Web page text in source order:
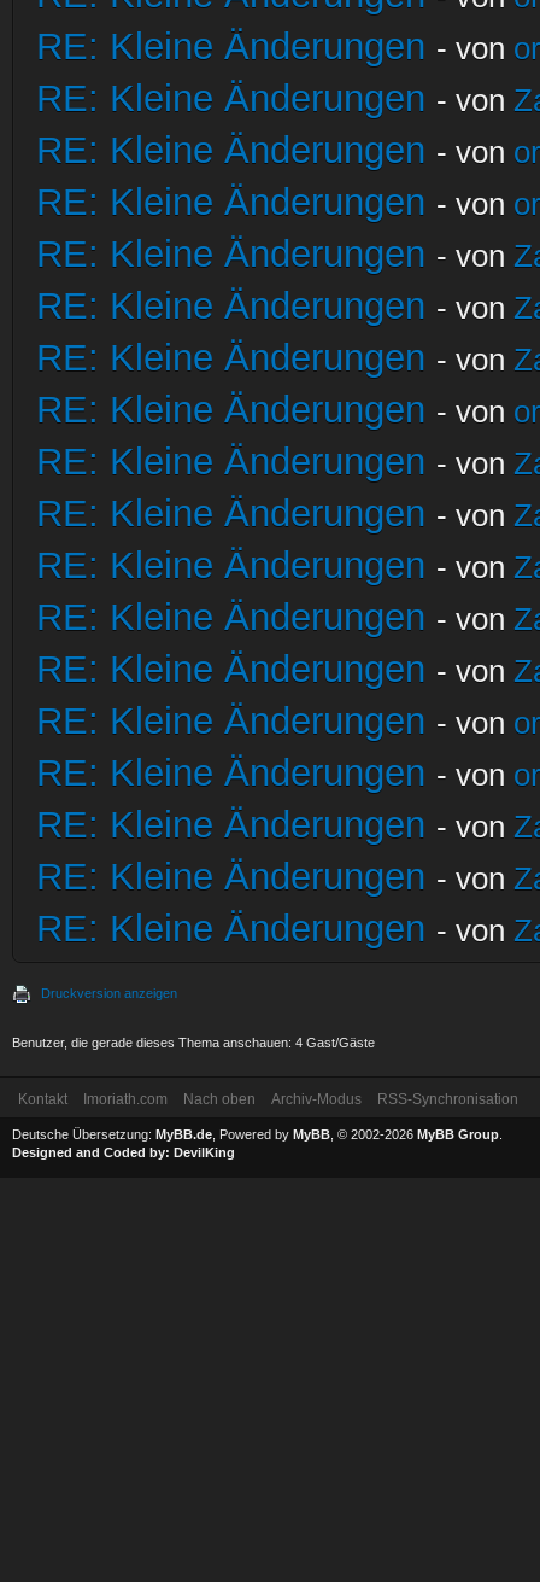
RE: Kleine Änderungen - von
RE: Kleine Änderungen - von
RE: Kleine Änderungen - von
RE: Kleine Änderungen - von
RE: Kleine Änderungen - von
RE: Kleine Änderungen - von
RE: Kleine Änderungen - von
RE: Kleine Änderungen - von
RE: Kleine Änderungen - von
RE: Kleine Änderungen - von
RE: Kleine Änderungen - von
RE: Kleine Änderungen - von
RE: Kleine Änderungen - von
RE: Kleine Änderungen - von
RE: Kleine Änderungen - von
RE: Kleine Änderungen - von
RE: Kleine Änderungen - von
RE: Kleine Änderungen - von
Druckversion anzeigen
Benutzer, die gerade dieses Thema anschauen: 4 Gast/Gäste
Kontakt Imoriath.com Nach oben Archiv-Modus RSS-Synchronisation
Deutsche Übersetzung: MyBB.de , Powered by MyBB , © 2002-2026 MyBB Group
Designed and Coded by: DevilKing